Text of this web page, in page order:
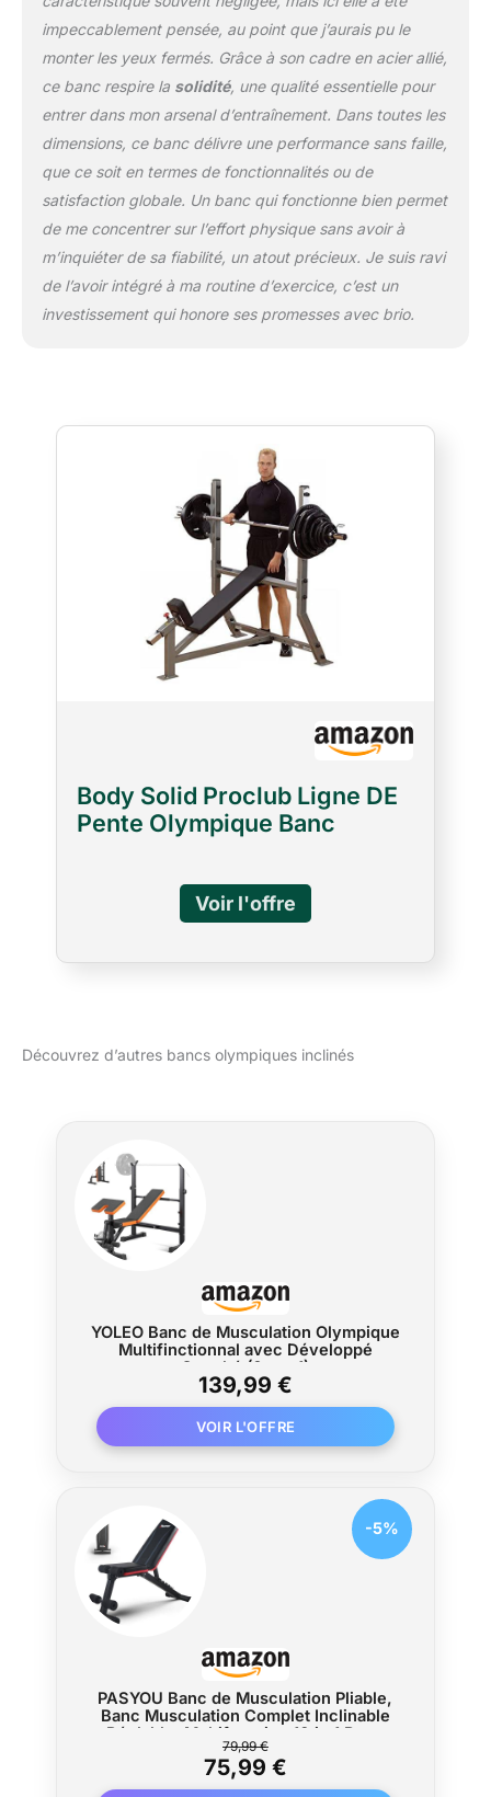
impeccablement pensée, au point que j’aurais pu le
monter les yeux fermés. Grâce à son cadre en acier allié,
ce banc respire la solidité, une qualité essentielle pour
entrer dans mon arsenal d’entraînement. Dans toutes les
dimensions, ce banc délivre une performance sans faille,
que ce soit en termes de fonctionnalités ou de
satisfaction globale. Un banc qui fonctionne bien permet
de me concentrer sur l’effort physique sans avoir à
m’inquiéter de sa fiabilité, un atout précieux. Je suis ravi
de l’avoir intégré à ma routine d’exercice, c’est un
investissement qui honore ses promesses avec brio.
Body Solid Proclub Ligne DE
Pente Olympique Banc
Découvrez d’autres bancs olympiques inclinés
YOLEO Banc de Musculation Olympique
Multifinctionnal avec Développé
Couché (6-en-1)
139,99 €
PASYOU Banc de Musculation Pliable,
Banc Musculation Complet Inclinable
Réglable, Multifonction 10 in 1 Banc
Abdominaux Entrainement Complet du
Corps Fitness，230Kg capacité de
poids
79,99 €
75,99 €
-5%